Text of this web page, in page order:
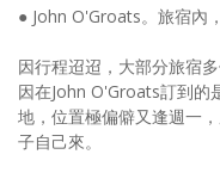
● John O'Groats。旅宿內
因行程迢迢，大部分旅宿
因在John O'Groats訂到的
地，位置極偏僻又逢週一
子自己來。